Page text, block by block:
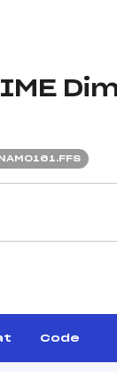
(SA)
–
Code